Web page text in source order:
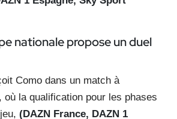
nationale propose un duel
Como dans un match à
où la qualification pour les phases
(DAZN France, DAZN 1